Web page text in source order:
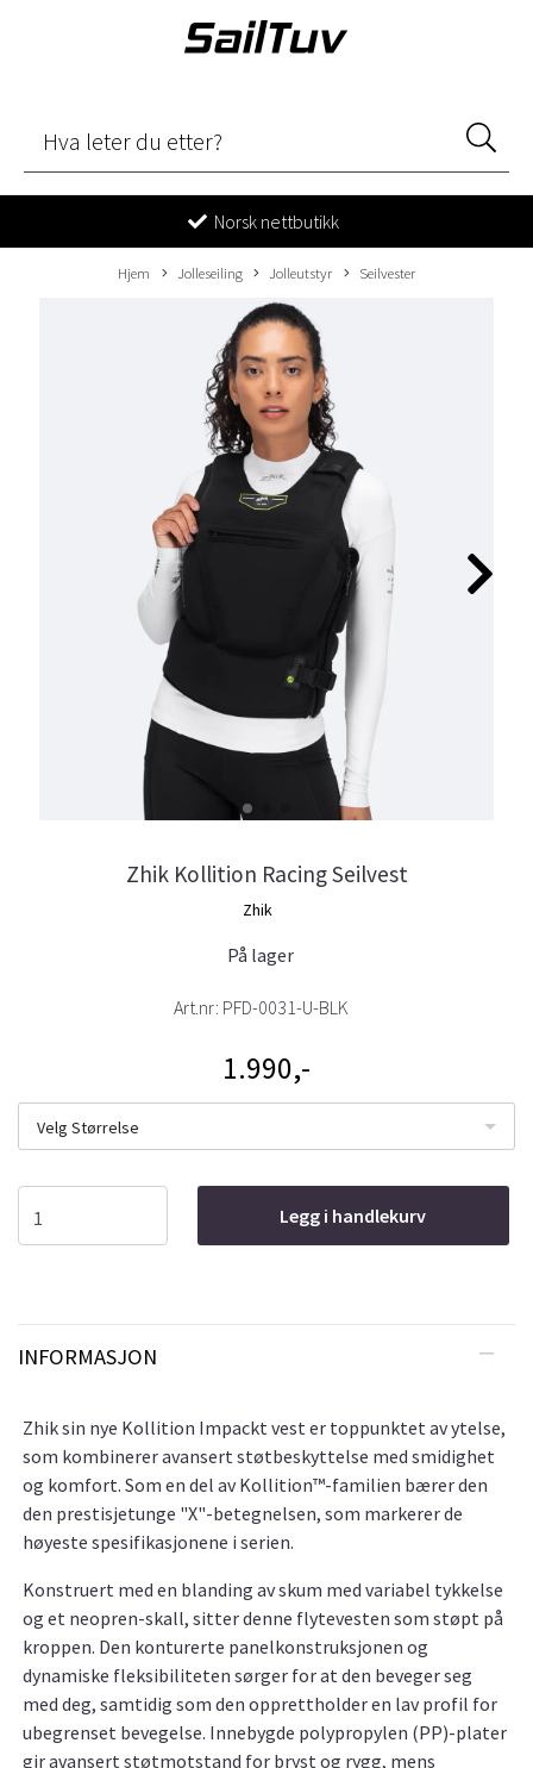
Norsk nettbutikk
Hjem Jolleseiling Jolleutstyr Seilvester
Zhik Kollition Racing Seilvest
Zhik
På lager
Art.nr: PFD-0031-U-BLK
1.990,-
Velg Størrelse
Legg i handlekurv
INFORMASJON
Zhik sin nye Kollition Impackt vest er toppunktet av ytelse,
som kombinerer avansert støtbeskyttelse med smidighet
og komfort. Som en del av Kollition™-familien bærer den
den prestisjetunge "X"-betegnelsen, som markerer de
høyeste spesifikasjonene i serien.
Konstruert med en blanding av skum med variabel tykkelse
og et neopren-skall, sitter denne flytevesten som støpt på
kroppen. Den konturerte panelkonstruksjonen og
dynamiske fleksibiliteten sørger for at den beveger seg
med deg, samtidig som den opprettholder en lav profil for
ubegrenset bevegelse. Innebygde polypropylen (PP)-plater
gir avansert støtmotstand for bryst og rygg, mens